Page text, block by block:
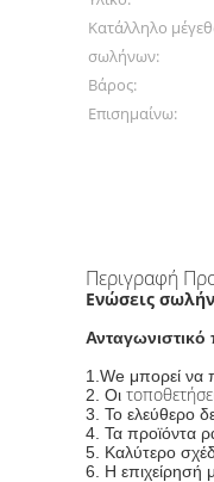
Κατάλληλο
σωλήνων:
Βάρος:
Επισημαίνω:
Περιγραφή
Ενώσεις
Ανταγωνιστικό
1.We μπορεί να
2. Οι
3. Το ελεύθερο
4. Τα προϊόντα
5. Καλύτερο
6. Η επιχείρησή